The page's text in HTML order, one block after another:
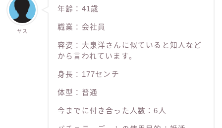
ヤス
年齢：41歳
職業：会社員
容姿：大泉洋さんに似ていると知人など
から言われています。
身長：177センチ
体型：普通
今までに付き合った人数：6人